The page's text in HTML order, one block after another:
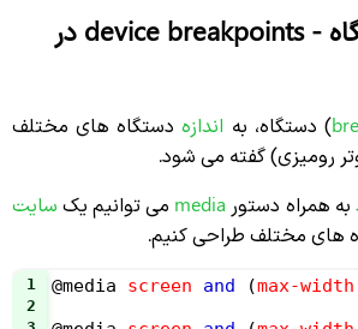
نقاط توقف دستگاه - device breakpoints در
) دستگاه، به اندازه دستگاه های مختلف
رومیزی) گفته می شود.
به همراه دستور media می توانیم یک سایت
های مختلف طراحی کنیم.
1 @media screen and (max-width
2